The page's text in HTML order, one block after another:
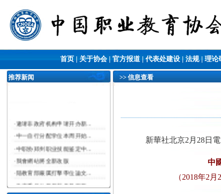
首页| 关于协会| 官方报道|代表处建设| 法规| 理论
推荐新闻
邀请非政府机构申请开办新...
中一自行分配学位本周开始...
中职协郑州职业技能鉴定中...
我會網站將全新改版
陆教育部嚴厲打擊學位論文...
政府委任公務員薪俸及服務...
>> 信息查看
新華社北京2月28日電
中
（2018年2